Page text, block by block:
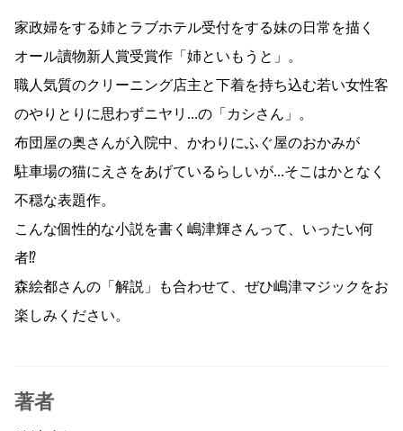
家政婦をする姉とラブホテル受付をする妹の日常を描く
オール讀物新人賞受賞作「姉といもうと」。
職人気質のクリーニング店主と下着を持ち込む若い女性客
のやりとりに思わずニヤリ…の「カシさん」。
布団屋の奥さんが入院中、かわりにふぐ屋のおかみが
駐車場の猫にえさをあげているらしいが…そこはかとなく
不穏な表題作。
こんな個性的な小説を書く嶋津輝さんって、いったい何
者⁉
森絵都さんの「解説」も合わせて、ぜひ嶋津マジックをお
楽しみください。
著者